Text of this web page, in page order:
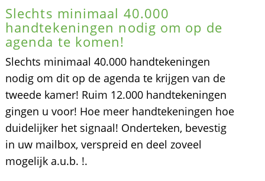
Slechts minimaal 40.000
handtekeningen nodig om op de
agenda te komen!
Slechts minimaal 40.000 handtekeningen
nodig om dit op de agenda te krijgen van de
tweede kamer! Ruim 12.000 handtekeningen
gingen u voor! Hoe meer handtekeningen hoe
duidelijker het signaal! Onderteken, bevestig
in uw mailbox, verspreid en deel zoveel
mogelijk a.u.b. !.